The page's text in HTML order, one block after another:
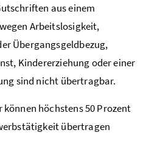
aus einem
Arbeitslosigkeit,
Übergangsgeldbezug,
Kindererziehung oder einer
sind nicht übertragbar.
höchstens 50 Prozent
übertragen